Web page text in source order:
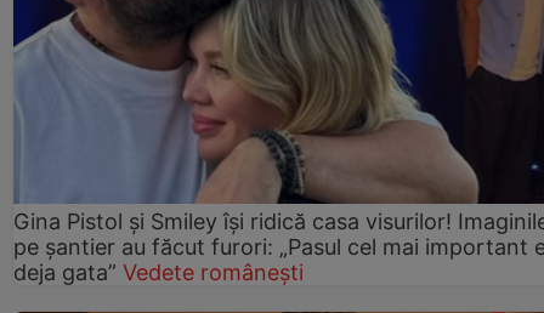
Gina Pistol și Smiley își ridică casa visurilor!
pe șantier au făcut furori: „Pasul cel mai important
deja gata” Vedete românești